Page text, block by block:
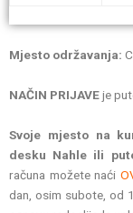
Mjesto održavanja:
NAČIN PRIJAVEje
Svoje mjesto na
desku Nahle ili
računa možete naći
dan, osim subote, od